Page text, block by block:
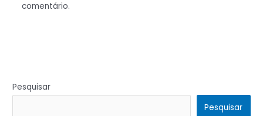
comentário.
Pesquisar
Pesquisar